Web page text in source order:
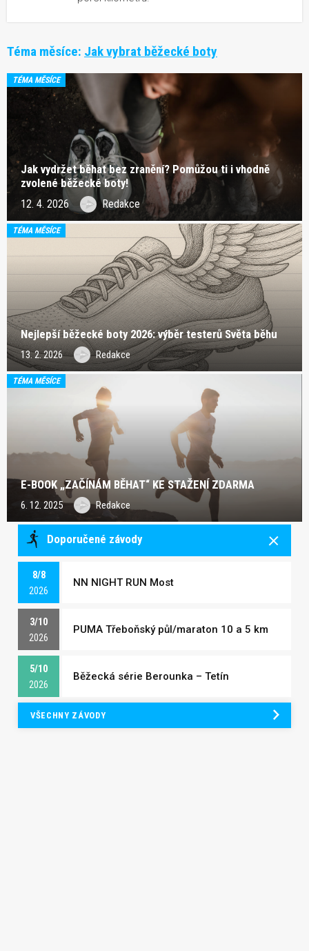
Téma měsíce: Jak vybrat běžecké boty
TÉMA MĚSÍCE
Jak vydržet běhat bez zranění? Pomůžou ti i vhodně
zvolené běžecké boty!
12. 4. 2026 Redakce
TÉMA MĚSÍCE
Nejlepší běžecké boty 2026: výběr testerů Světa běhu
13. 2. 2026 Redakce
TÉMA MĚSÍCE
E-BOOK „ZAČÍNÁM BĚHAT“ KE STAŽENÍ ZDARMA
6. 12. 2025 Redakce
Doporučené závody
8/8
2026
NN NIGHT RUN Most
3/10
2026
PUMA Třeboňský půl/maraton 10 a 5 km
5/10
2026
Běžecká série Berounka – Tetín
VŠECHNY ZÁVODY